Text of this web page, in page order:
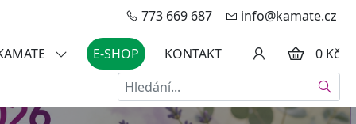
773 669 687 info@kamate.cz
E-SHOP KONTAKT
0 Kč
Hledat